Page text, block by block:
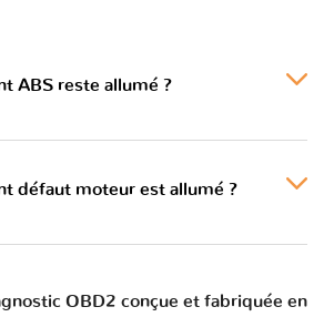
ABS reste allumé ?
défaut moteur est allumé ?
OBD2 conçue et fabriquée en